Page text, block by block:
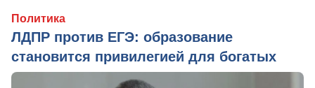
Политика
ЛДПР против ЕГЭ: образование
становится привилегией для богатых